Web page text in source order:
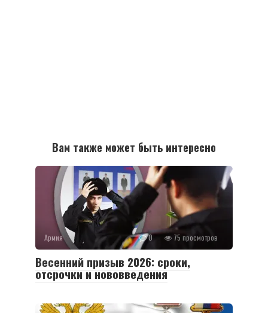
Вам также может быть интересно
Армия 0 75 просмотров
Весенний призыв 2026: сроки,
отсрочки и нововведения